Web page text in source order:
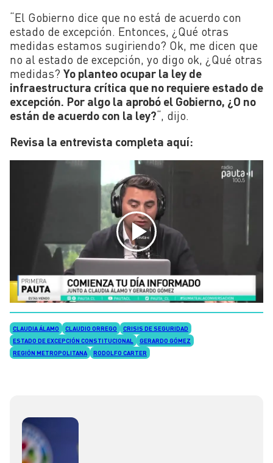
“El Gobierno dice que no está de acuerdo con
estado de excepción. Entonces, ¿Qué otras
medidas estamos sugiriendo? Ok, me dicen que
no al estado de excepción, yo digo ok, ¿Qué otras
medidas? Yo planteo ocupar la ley de
infraestructura crítica que no requiere estado de
excepción. Por algo la aprobó el Gobierno, ¿O no
están de acuerdo con la ley?“, dijo.
Revisa la entrevista completa aquí:
CLAUDIA ÁLAMO CLAUDIO ORREGO
CRISIS DE SEGURIDAD
ESTADO DE EXCEPCIÓN CONSTITUCIONAL
GERARDO GÓMEZ
REGIÓN METROPOLITANA
RODOLFO CARTER